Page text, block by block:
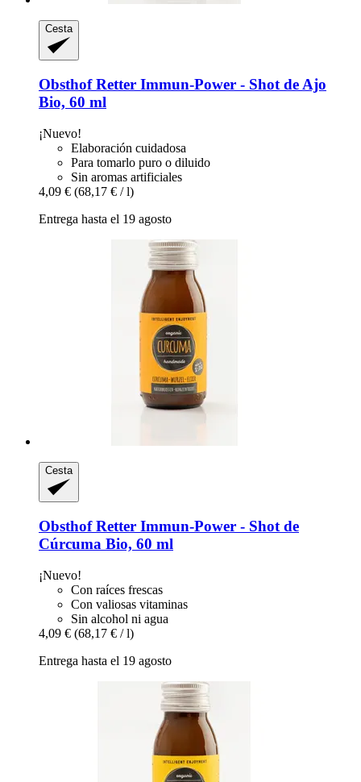
Cesta
Obsthof Retter Immun-​Power -​ Shot de Ajo
Bio, 60 ml
¡Nuevo!
Elaboración cuidadosa
Para tomarlo puro o diluido
Sin aromas artificiales
4,09 € (68,17 € / l)
Entrega hasta el 19 agosto
Cesta
Obsthof Retter Immun-​Power -​ Shot de
Cúrcuma Bio, 60 ml
¡Nuevo!
Con raíces frescas
Con valiosas vitaminas
Sin alcohol ni agua
4,09 € (68,17 € / l)
Entrega hasta el 19 agosto